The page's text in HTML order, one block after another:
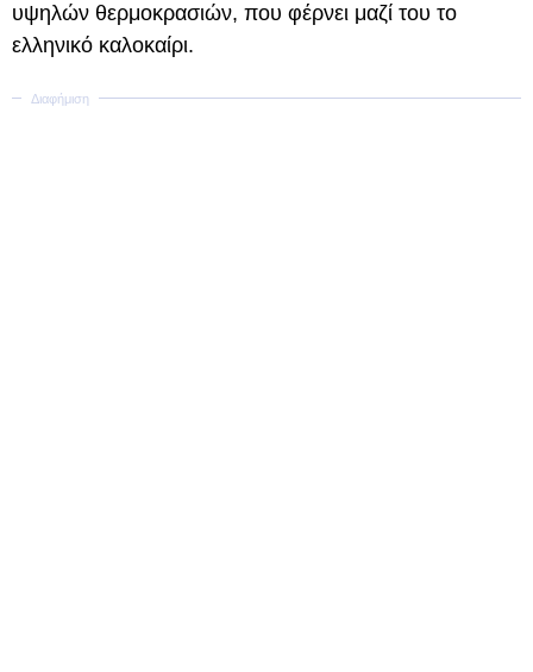
υψηλών θερμοκρασιών, που φέρνει μαζί του το
ελληνικό καλοκαίρι.